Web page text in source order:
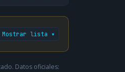
Mostrar lista ▾
Datos oficiales: